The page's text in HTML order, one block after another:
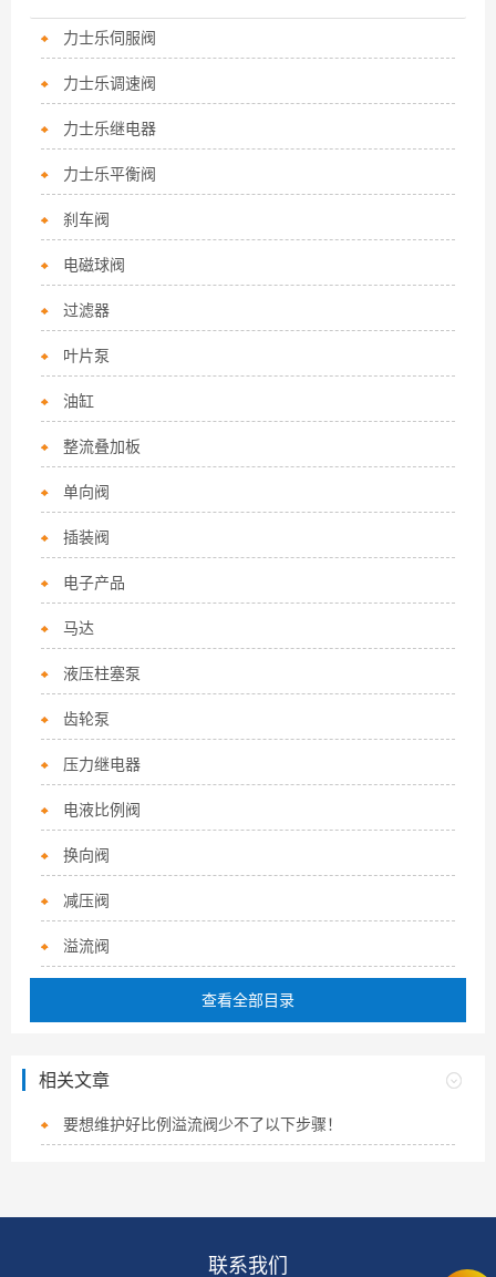
力士乐伺服阀
力士乐调速阀
力士乐继电器
力士乐平衡阀
刹车阀
电磁球阀
过滤器
叶片泵
油缸
整流叠加板
单向阀
插装阀
电子产品
马达
液压柱塞泵
齿轮泵
压力继电器
电液比例阀
换向阀
减压阀
溢流阀
查看全部目录
相关文章
要想维护好比例溢流阀少不了以下步骤！
联系我们